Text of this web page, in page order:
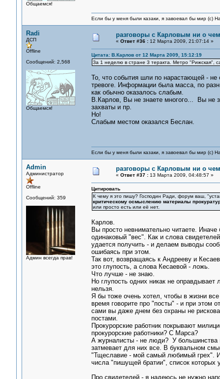
Общаемся!
Если бы у меня были казаки, я завоевал бы мир (с)
Radi
ДСП
Offline
Сообщений: 2,568
Общаемся!
разговоры с Карловым ни о
« Ответ #36 :12 Марта 2009, 21:07:14 »
Цитата: В.Карлов от 12 Марта 2009, 15:12:19
За 1 неделю в стране 3 теракта. Метро "Рижская",
То, что события шли по нарастающей -
тревоге. Информации была масса, по
как обычно оказалось слабым.
В.Карлов, Вы не знаете многого... Вы не
захваты и пр.
Но!
Слабым местом оказался Беслан.
Если бы у меня были казаки, я завоевал бы мир (с)
Admin
Администратор
Offline
Сообщений: 359
Админ всегда прав!
разговоры с Карловым ни о
« Ответ #37 :13 Марта 2009, 04:48:57 »
Цитировать
К чему я это пишу? Господин Ради, форум ваш,
критическому осмыслению материалы
или просто есть или её нет.
Карлов.
Вы просто невнимательно читаете.
одинаковый "вес". Как и слова
удается получить - и делаем выводы
ошибаясь при этом.
Так вот, возвращаясь к Андрееву и
это глупость, а слова Кесаевой - ложь.
Что лучше - не знаю.
Но глупость одних никак не
нельзя.
Я бы тоже очень хотел, чтобы в жизни
время говорите про "посты" - и при этом
сами вы даже днем без охраны не
постами.
Прокурорские работник покрывают
прокурорские работники? С Марса?
А журналисты - не люди? У большинства
затмевает для них все. В буквальном
"Тщеславие - мой самый любимый грех". И
числа "пишущей братии", список которых
Про свидетелей - я надеюсь не нужно